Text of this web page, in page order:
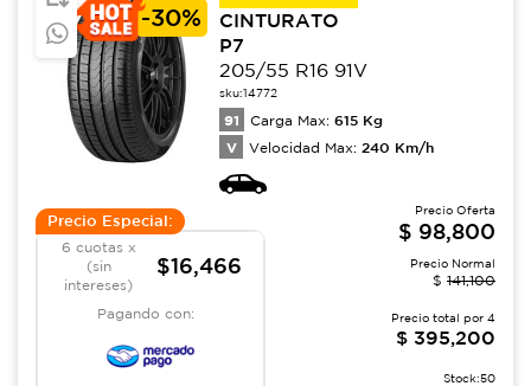
-30%
CINTURATO
P7
205/55 R16 91V
sku:14772
91 Carga Max: 615 Kg
V Velocidad Max: 240 Km/h
Precio Especial:
6 cuotas x
(sin
intereses)
$16,466
Pagando con:
Precio Oferta
$ 98,800
Precio Normal
$ 141,100
Precio total por 4
$ 395,200
Stock:50